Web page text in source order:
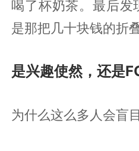
喝了杯奶茶。最后发
是那把几十块钱的折叠
是兴趣使然，还是
为什么这么多人会盲